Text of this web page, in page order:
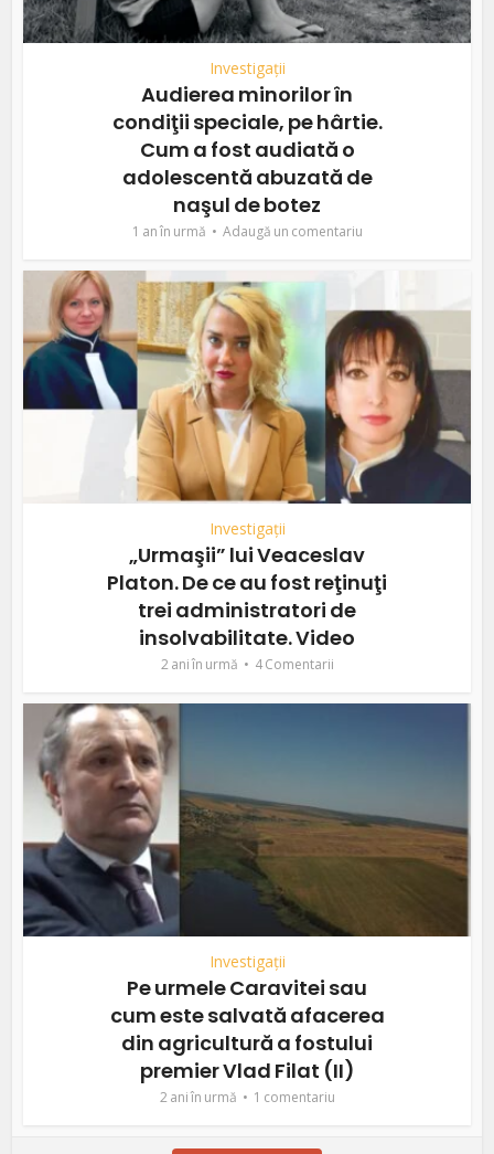
Investigații
Audierea minorilor în
condiţii speciale, pe hârtie.
Cum a fost audiată o
adolescentă abuzată de
naşul de botez
1 an în urmă Adaugă un comentariu
Investigații
„Urmaşii” lui Veaceslav
Platon. De ce au fost reţinuţi
trei administratori de
insolvabilitate. Video
2 ani în urmă 4 Comentarii
Investigații
Pe urmele Caravitei sau
cum este salvată afacerea
din agricultură a fostului
premier Vlad Filat (II)
2 ani în urmă 1 comentariu